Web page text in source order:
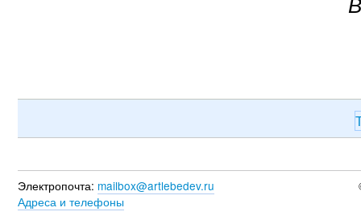
Электропочта: mailbox@artlebedev.ru
Адреса и телефоны